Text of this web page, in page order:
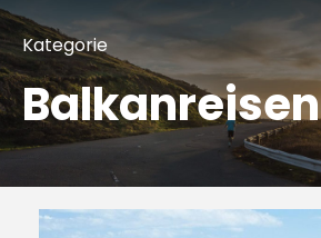
Kategorie
Balkanreisen